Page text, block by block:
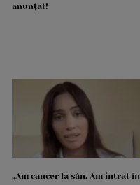
anunțat!
„Am cancer la sân. Am intrat în